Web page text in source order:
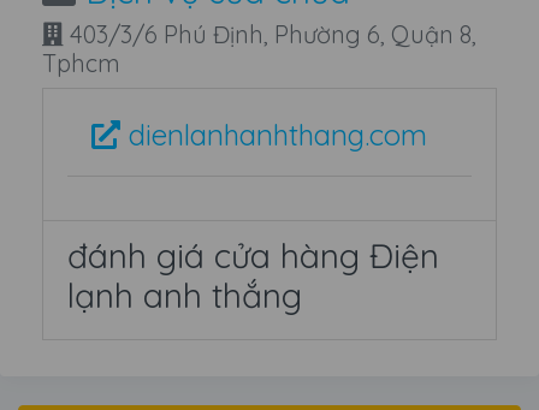
403/3/6 Phú Định, Phường 6, Quận 8,
Tphcm
dienlanhanhthang.com
đánh giá cửa hàng Điện
lạnh anh thắng